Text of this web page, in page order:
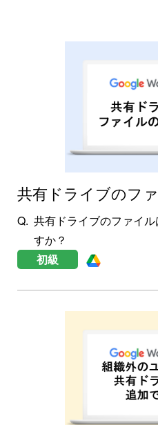
共有ドライブのフ
共有ドライブのファイ
すか？
初級